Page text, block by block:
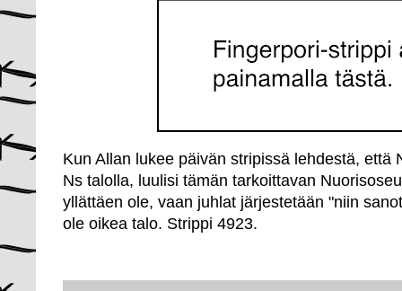
Kun Allan lukee päivän stripissä lehdestä, että
Ns talolla, luulisi tämän tarkoittavan
yllättäen ole, vaan juhlat järjestetään "niin
ole oikea talo. Strippi 4923.